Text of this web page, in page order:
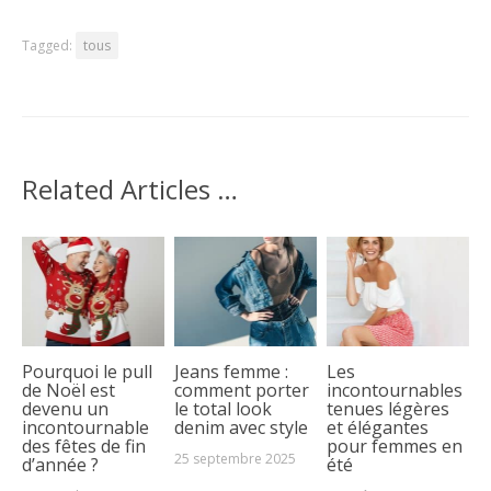
Tagged: tous
Related Articles …
Pourquoi le pull
de Noël est
devenu un
incontournable
des fêtes de fin
d’année ?
Jeans femme :
comment porter
le total look
denim avec style
25 septembre 2025
Les
incontournables
tenues légères
et élégantes
pour femmes en
été